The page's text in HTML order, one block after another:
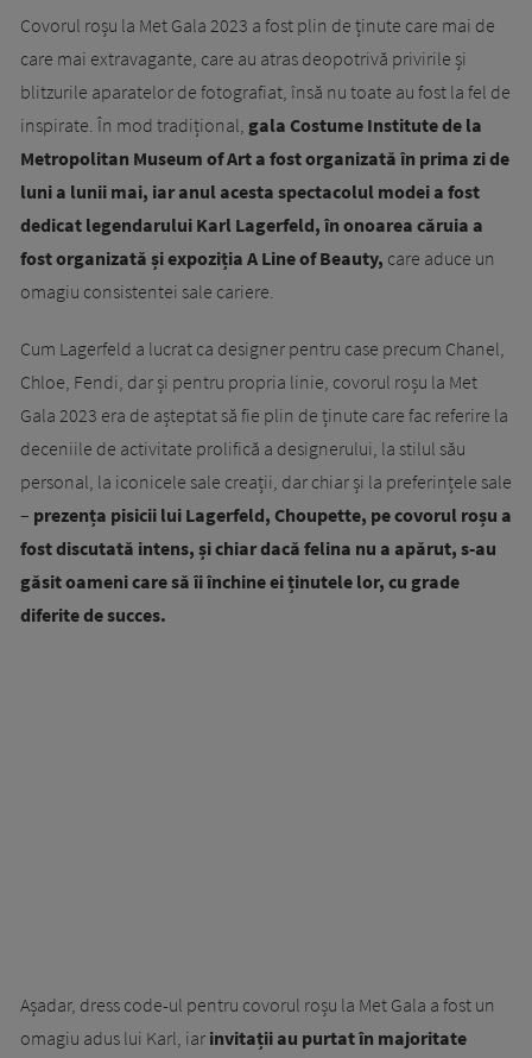
Covorul roșu la Met Gala 2023 a fost plin de ținute care mai de
care mai extravagante, care au atras deopotrivă privirile și
blitzurile aparatelor de fotografiat, însă nu toate au fost la fel de
inspirate. În mod tradițional, gala Costume Institute de la
Metropolitan Museum of Art a fost organizată în prima zi de
luni a lunii mai, iar anul acesta spectacolul modei a fost
dedicat legendarului Karl Lagerfeld, în onoarea căruia a
fost organizată și expoziția A Line of Beauty, care aduce un
omagiu consistentei sale cariere.
Cum Lagerfeld a lucrat ca designer pentru case precum Chanel,
Chloe, Fendi, dar și pentru propria linie, covorul roșu la Met
Gala 2023 era de așteptat să fie plin de ținute care fac referire la
deceniile de activitate prolifică a designerului, la stilul său
personal, la iconicele sale creații, dar chiar și la preferințele sale
– prezența pisicii lui Lagerfeld, Choupette, pe covorul roșu a
fost discutată intens, și chiar dacă felina nu a apărut, s-au
găsit oameni care să îi închine ei ținutele lor, cu grade
diferite de succes.
Așadar, dress code-ul pentru covorul roșu la Met Gala a fost un
omagiu adus lui Karl, iar invitații au purtat în majoritate